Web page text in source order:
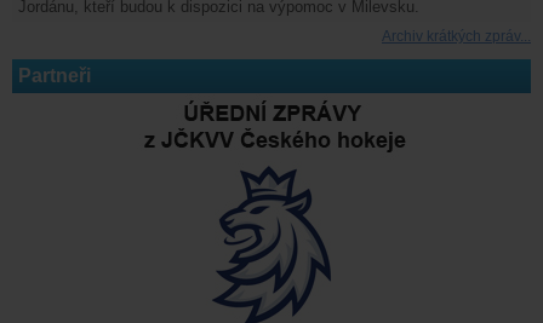
Jordánu, kteří budou k dispozici na výpomoc v Milevsku.
Archiv krátkých zpráv...
Partneři